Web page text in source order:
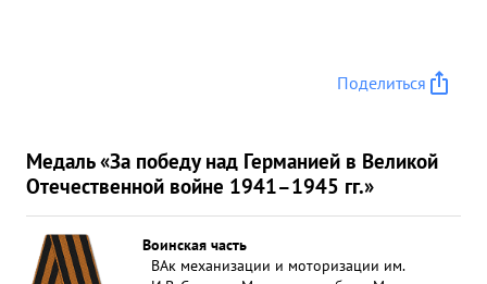
Поделиться
Медаль «За победу над Германией в Великой
Отечественной войне 1941–1945 гг.»
Воинская часть
ВАк механизации и моторизации им.